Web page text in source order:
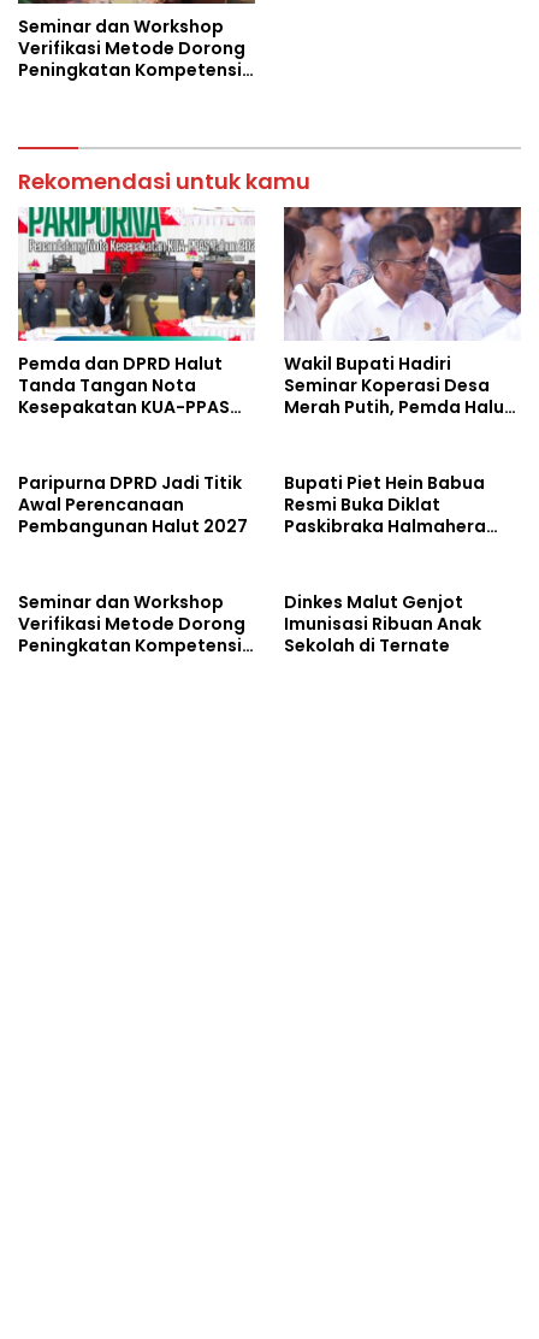
Seminar dan Workshop
Verifikasi Metode Dorong
Peningkatan Kompetensi
Rekomendasi untuk kamu
Pemda dan DPRD Halut
Tanda Tangan Nota
Kesepakatan KUA-PPAS
Wakil Bupati Hadiri
Seminar Koperasi Desa
Merah Putih, Pemda Halut
Paripurna DPRD Jadi Titik
Awal Perencanaan
Pembangunan Halut 2027
Bupati Piet Hein Babua
Resmi Buka Diklat
Paskibraka Halmahera
Seminar dan Workshop
Verifikasi Metode Dorong
Peningkatan Kompetensi
Dinkes Malut Genjot
Imunisasi Ribuan Anak
Sekolah di Ternate